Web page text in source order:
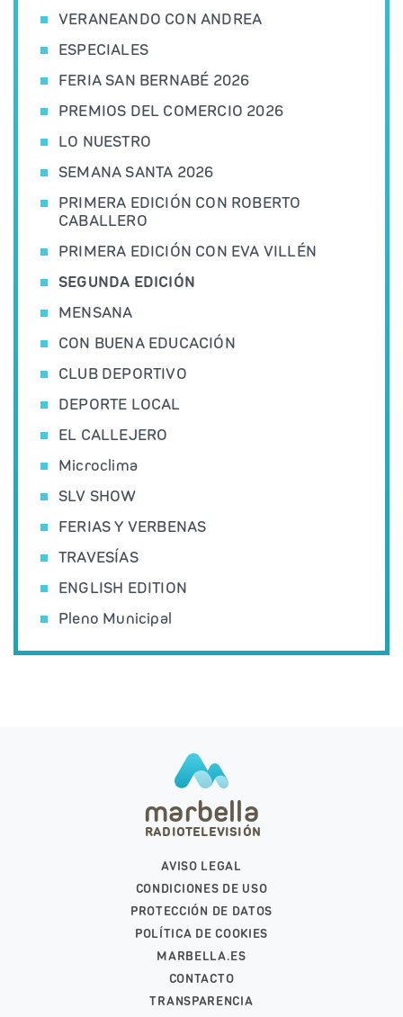
VERANEANDO CON ANDREA
ESPECIALES
FERIA SAN BERNABÉ 2026
PREMIOS DEL COMERCIO 2026
LO NUESTRO
SEMANA SANTA 2026
PRIMERA EDICIÓN CON ROBERTO
CABALLERO
PRIMERA EDICIÓN CON EVA VILLÉN
SEGUNDA EDICIÓN
MENSANA
CON BUENA EDUCACIÓN
CLUB DEPORTIVO
DEPORTE LOCAL
EL CALLEJERO
Microclima
SLV SHOW
FERIAS Y VERBENAS
TRAVESÍAS
ENGLISH EDITION
Pleno Municipal
marbella
RADIOTELEVISIÓN
AVISO LEGAL
CONDICIONES DE USO
PROTECCIÓN DE DATOS
POLÍTICA DE COOKIES
MARBELLA.ES
CONTACTO
TRANSPARENCIA